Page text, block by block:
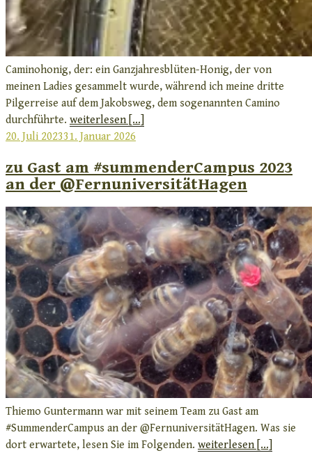
Caminohonig, der: ein Ganzjahresblüten-Honig, der von
meinen Ladies gesammelt wurde, während ich meine dritte
Pilgerreise auf dem Jakobsweg, dem sogenannten Camino
durchführte. weiterlesen [...]
Veröffentlicht
20. Juli 202331. Januar 2026
zu Gast am #summenderCampus 2023
an der @FernuniversitätHagen
Thiemo Guntermann war mit seinem Team zu Gast am
#SummenderCampus an der @FernuniversitätHagen. Was sie
dort erwartete, lesen Sie im Folgenden. weiterlesen [...]